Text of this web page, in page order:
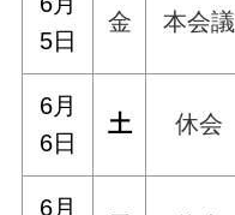
5日
金 本会議
6月
6日
土 休会
6月